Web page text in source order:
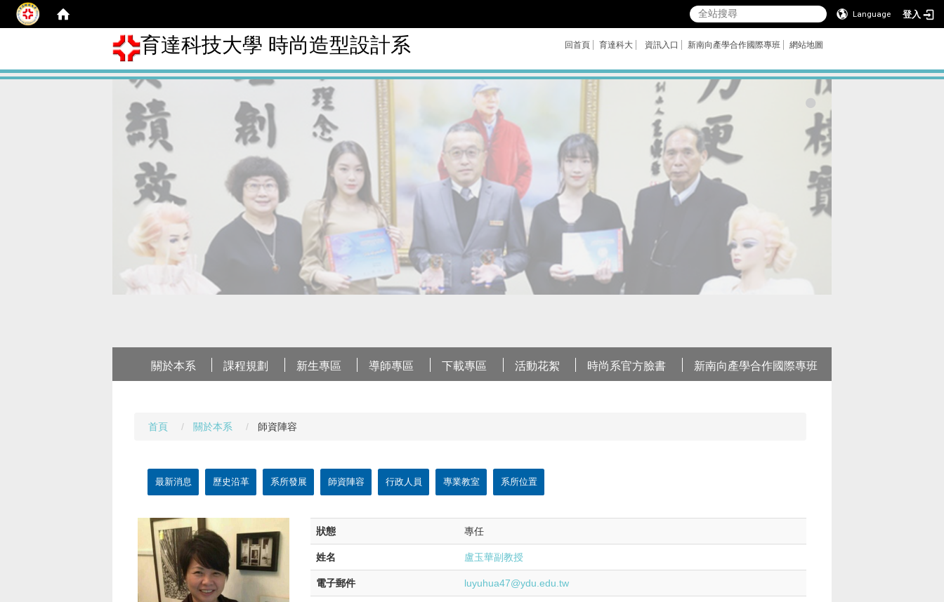
Language 登入
育達科技大學 時尚造型設計系 回首頁 育達科大 資訊入口 新南向產學合作國際專班 網站地圖
關於本系 課程規劃 新生專區 導師專區 下載專區 活動花絮 時尚系官方臉書 新南向產學合作國際專班
首頁 關於本系 師資陣容
最新消息 歷史沿革 系所發展 師資陣容 行政人員 專業教室 系所位置
狀態 專任
姓名 盧玉華副教授
電子郵件 luyuhua47@ydu.edu.tw